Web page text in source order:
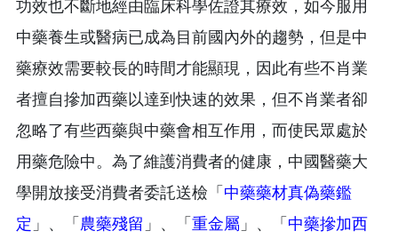
功效也不斷地經由臨床科學佐證其療效，如今服用
中藥養生或醫病已成為目前國內外的趨勢，但是中
藥療效需要較長的時間才能顯現，因此有些不肖業
者擅自摻加西藥以達到快速的效果，但不肖業者卻
忽略了有些西藥與中藥會相互作用，而使民眾處於
用藥危險中。為了維護消費者的健康，中國醫藥大
學開放接受消費者委託送檢「 中藥藥材真偽藥鑑
定 」、「 農藥殘留 」、「 重金屬 」、「 中藥摻加西